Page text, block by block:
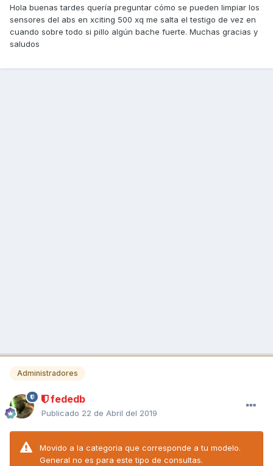
Hola buenas tardes quería preguntar cómo se pueden limpiar los
sensores del abs en xciting 500 xq me salta el testigo de vez en
cuando sobre todo si pillo algún bache fuerte. Muchas gracias y
saludos
Administradores
fededb
Publicado 22 de Abril del 2019
Movido a la categoria que corresponde a tu modelo.
General no es para este tipo de consultas.